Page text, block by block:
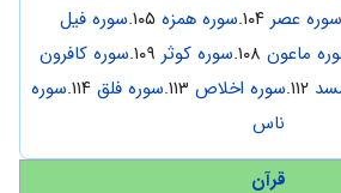
سوره عصر ۱۰۴. سوره همزه ۱۰۵.
سوره فیل
ماعون سوره کوثر
سوره کافرون
۱۱۲. سوره اخلاص سوره فلق ۱۱۴.
سوره
ناس
قرآن